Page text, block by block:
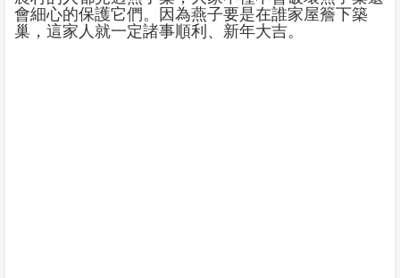
會細心的保護它們。因為燕子要是在誰家屋簷下築
巢，這家人就一定諸事順利、新年大吉。